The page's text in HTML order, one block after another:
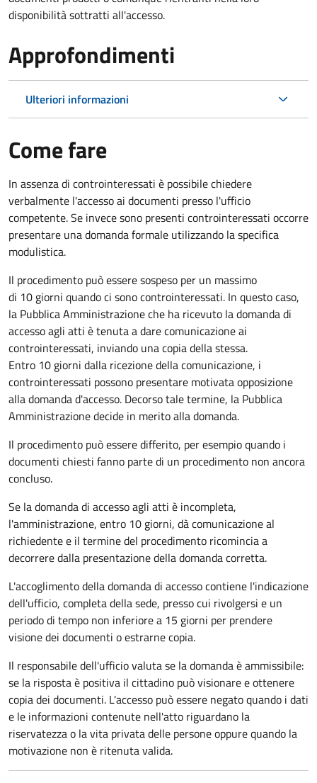
disponibilità sottratti all'accesso.
Approfondimenti
Ulteriori informazioni
Come fare
In assenza di controinteressati è possibile chiedere
verbalmente l'accesso ai documenti presso l'ufficio
competente. Se invece sono presenti controinteressati occorre
presentare una domanda formale utilizzando la specifica
modulistica.
Il procedimento può essere sospeso per un massimo
di 10 giorni quando ci sono controinteressati. In questo caso,
la Pubblica Amministrazione che ha ricevuto la domanda di
accesso agli atti è tenuta a dare comunicazione ai
controinteressati, inviando una copia della stessa.
Entro 10 giorni dalla ricezione della comunicazione, i
controinteressati possono presentare motivata opposizione
alla domanda d'accesso. Decorso tale termine, la Pubblica
Amministrazione decide in merito alla domanda.
Il procedimento può essere differito, per esempio quando i
documenti chiesti fanno parte di un procedimento non ancora
concluso.
Se la domanda di accesso agli atti è incompleta,
l'amministrazione, entro 10 giorni, dà comunicazione al
richiedente e il termine del procedimento ricomincia a
decorrere dalla presentazione della domanda corretta.
L'accoglimento della domanda di accesso contiene l'indicazione
dell'ufficio, completa della sede, presso cui rivolgersi e un
periodo di tempo non inferiore a 15 giorni per prendere
visione dei documenti o estrarne copia.
Il responsabile dell'ufficio valuta se la domanda è ammissibile:
se la risposta è positiva il cittadino può visionare e ottenere
copia dei documenti. L'accesso può essere negato quando i dati
e le informazioni contenute nell'atto riguardano la
riservatezza o la vita privata delle persone oppure quando la
motivazione non è ritenuta valida.